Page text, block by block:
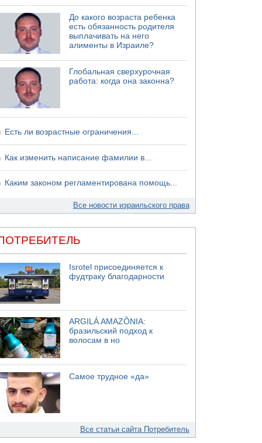
06.08.2026 13:13
Арестованы двое подозреваемых в стрельбе
по электрической компании
06.08.2026 13:07
Кирьят-Арбы пожар на местности
До какого возраста ребенка
есть обязанность родителя
выплачивать на него
алименты в Израиле?
Глобальная сверхурочная
работа: когда она законна?
Есть ли возрастные ограничения...
Как изменить написание фамилии в...
Каким законом регламентирована помощь...
Все новости израильского права
Isrotel присоединяется к
фудтраку благодарности
ARGILÁ AMAZÔNIA:
бразильский подход к
волосам в но
Самое трудное «да»
Все статьи сайта Потребитель